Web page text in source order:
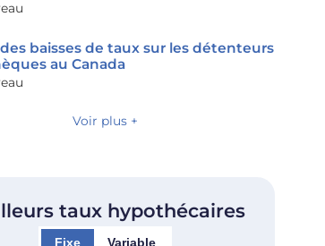
des baisses de taux sur les détenteurs
au Canada
Voir plus +
taux hypothécaires
Fixe Variable